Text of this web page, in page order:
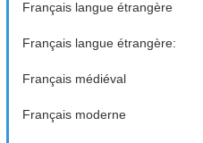
Français langue étrangère
Français langue étrangère:
Français médiéval
Français moderne